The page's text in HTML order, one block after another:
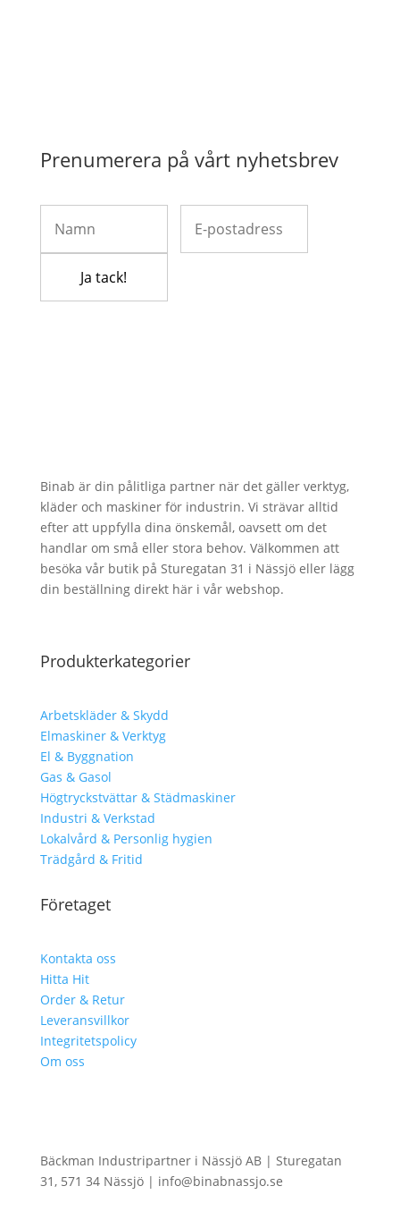
Prenumerera på vårt nyhetsbrev
Binab är din pålitliga partner när det gäller verktyg,
kläder och maskiner för industrin. Vi strävar alltid
efter att uppfylla dina önskemål, oavsett om det
handlar om små eller stora behov. Välkommen att
besöka vår butik på Sturegatan 31 i Nässjö eller lägg
din beställning direkt här i vår webshop.
Produkterkategorier
Arbetskläder & Skydd
Elmaskiner & Verktyg
El & Byggnation
Gas & Gasol
Högtryckstvättar & Städmaskiner
Industri & Verkstad
Lokalvård & Personlig hygien
Trädgård & Fritid
Företaget
Kontakta oss
Hitta Hit
Order & Retur
Leveransvillkor
Integritetspolicy
Om oss
Bäckman Industripartner i Nässjö AB | Sturegatan
31, 571 34 Nässjö | info@binabnassjo.se